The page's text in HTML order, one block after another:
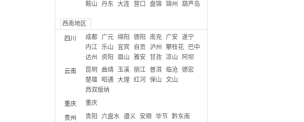
鞍山
丹东 大连 营口 盘锦 锦州 葫芦岛
西南地区
四川 成都 广元 绵阳 德阳 南充 广安 遂宁
内江 乐山 宜宾 自贡 泸州 攀枝花
巴中
达州
资阳 眉山 雅安 甘孜 凉山
阿坝
云南
昆明 曲靖 玉溪 丽江 普洱 临沧 德宏
楚雄
昭通 大理 红河 保山
文山
西双版纳
重庆
重庆
贵州 贵阳 六盘水 遵义 安顺 毕节
黔东南